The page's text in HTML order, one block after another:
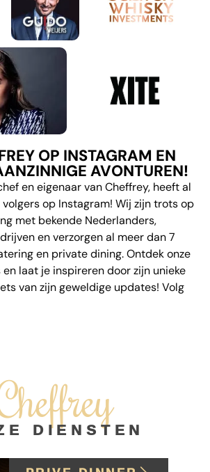
OP INSTAGRAM EN
AVONTUREN!
en eigenaar van Cheffrey, heeft al
volgers op Instagram! Wij zijn trots op
met bekende Nederlanders,
en verzorgen al meer dan 7
en private dining. Ontdek onze
laat je inspireren door zijn unieke
van zijn geweldige updates! Volg
DIENSTEN